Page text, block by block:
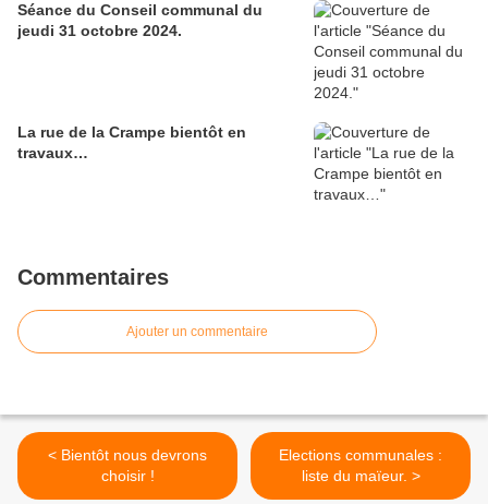
Séance du Conseil communal du
jeudi 31 octobre 2024.
La rue de la Crampe bientôt en
travaux…
Commentaires
Ajouter un commentaire
< Bientôt nous devrons
choisir !
Elections communales :
liste du maïeur. >